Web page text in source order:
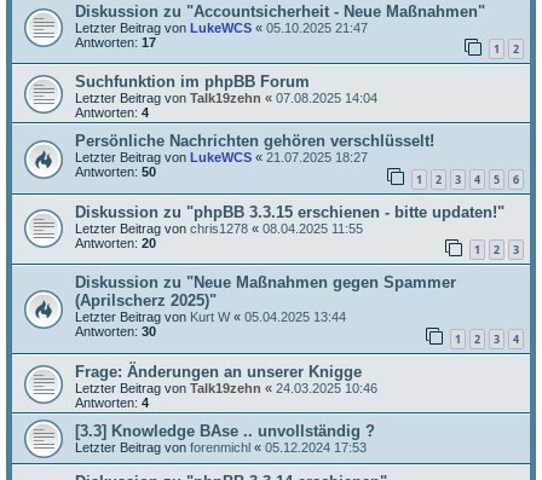
Diskussion zu "Accountsicherheit - Neue Maßnahmen"
Letzter Beitrag von LukeWCS « 05.10.2025 21:47
Antworten: 17 1 2
Suchfunktion im phpBB Forum
Letzter Beitrag von Talk19zehn « 07.08.2025 14:04
Antworten: 4
Persönliche Nachrichten gehören verschlüsselt!
Letzter Beitrag von LukeWCS « 21.07.2025 18:27
Antworten: 50 1 2 3 4 5 6
Diskussion zu "phpBB 3.3.15 erschienen - bitte updaten!"
Letzter Beitrag von chris1278 « 08.04.2025 11:55
Antworten: 20 1 2 3
Diskussion zu "Neue Maßnahmen gegen Spammer
(Aprilscherz 2025)"
Letzter Beitrag von Kurt W« 05.04.2025 13:44
Antworten: 30 1 2 3 4
Frage: Änderungen an unserer Knigge
Letzter Beitrag von Talk19zehn « 24.03.2025 10:46
Antworten: 4
[3.3] Knowledge BAse .. unvollständig ?
Letzter Beitrag von forenmichl « 05.12.2024 17:53